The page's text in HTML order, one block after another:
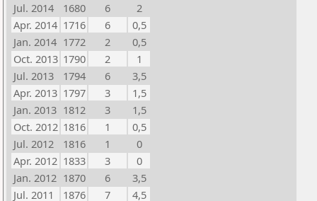
Jul. 2014
1680 6
2
Apr. 2014 1716 6
0,5
Jan. 2014 1772 2
0,5
Oct. 2013 1790 2
1
Jul. 2013
1794 6
3,5
Apr. 2013 1797 3
1,5
Jan. 2013 1812 3
1,5
Oct. 2012 1816 1
0,5
Jul. 2012
1816 1
0
Apr. 2012 1833 3
0
Jan. 2012 1870 6
3,5
Jul. 2011
1876 7
4,5